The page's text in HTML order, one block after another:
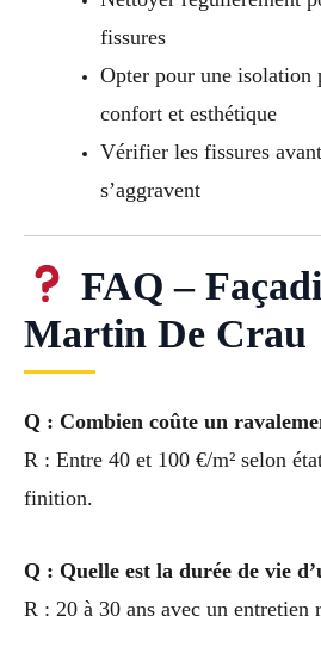
fissures
Opter pour une isolation
confort et esthétique
Vérifier les fissures
s’aggravent
FAQ –
Martin De Crau
Q : Combien coûte un
R : Entre 40 et 100 €/m² selon
finition.
Q : Quelle est la durée de vie
R : 20 à 30 ans avec un entretien